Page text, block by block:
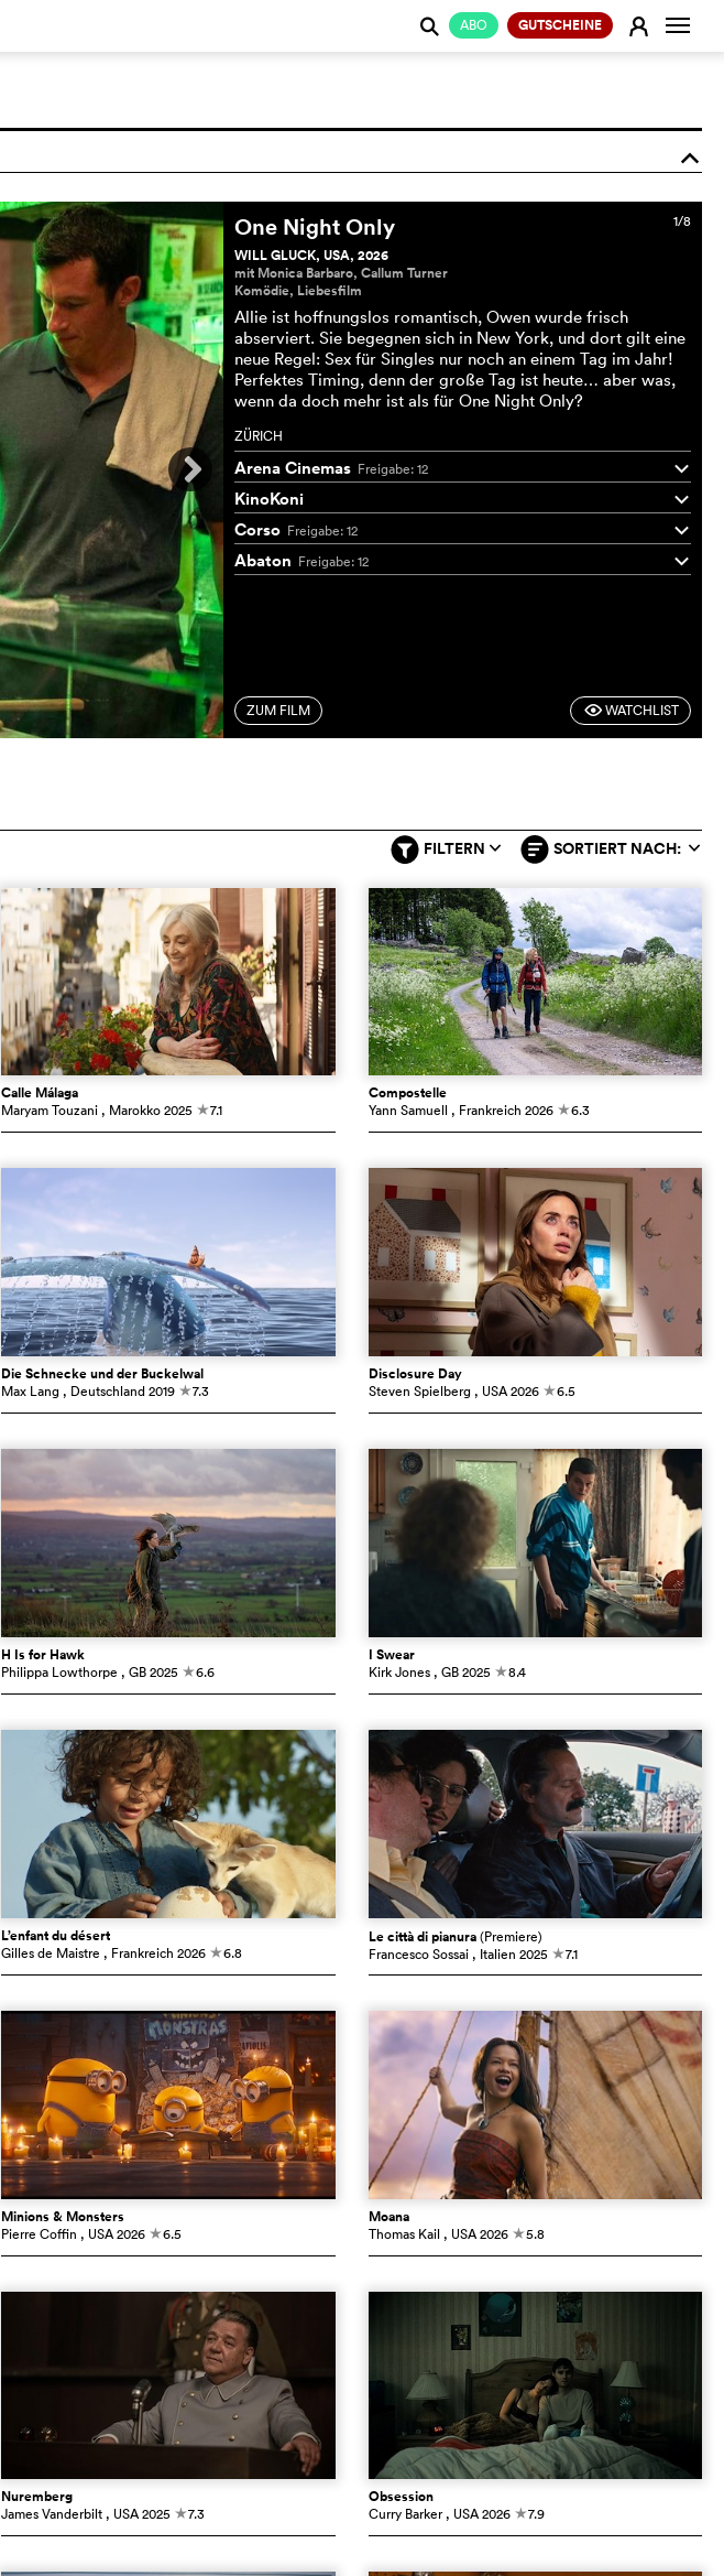
ABO GUTSCHEINE E
j
o
1/8
One Night Only
WILL GLUCK, USA, 2026
mit Monica Barbaro, Callum Turner
Komödie, Liebesfilm
Allie ist hoffnungslos romantisch, Owen wurde frisch
abserviert. Sie begegnen sich in New York, und dort gilt eine
neue Regel: Sex für Singles nur noch an einem Tag im Jahr!
Perfektes Timing, denn der große Tag ist heute… aber was,
wenn da doch mehr ist als für One Night Only?
ZÜRICH
Arena Cinemas Freigabe: 12 q
KinoKoni q
Corso Freigabe: 12 q
Abaton Freigabe: 12 q
ZUM FILM FWATCHLIST
FILTERN q SORTIERT NACH: q
Calle Málaga
Maryam Touzani , Marokko2025 c7.1
Compostelle
Yann Samuell , Frankreich 2026 c6.3
Die Schnecke und der Buckelwal
Max Lang , Deutschland2019 c7.3
Disclosure Day
Steven Spielberg , USA 2026 c6.5
H Is for Hawk
Philippa Lowthorpe , GB2025 c6.6
I Swear
Kirk Jones , GB 2025 c8.4
L’enfant du désert
Gilles de Maistre , Frankreich 2026 c6.8
Le città di pianura(Premiere)
Francesco Sossai , Italien 2025 c7.1
Minions & Monsters
Pierre Coffin , USA2026 c6.5
Moana
Thomas Kail , USA 2026 c5.8
Nuremberg
James Vanderbilt , USA2025 c7.3
Obsession
Curry Barker , USA 2026 c7.9